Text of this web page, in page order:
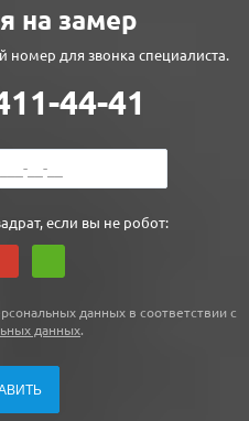
на замер
номер для звонка специалиста.
44-41
если вы не робот:
данных в соответствии с
данных.